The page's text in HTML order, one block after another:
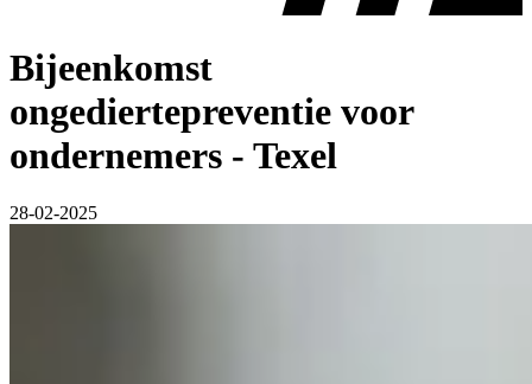
Bijeenkomst
ongediertepreventie voor
ondernemers - Texel
28-02-2025